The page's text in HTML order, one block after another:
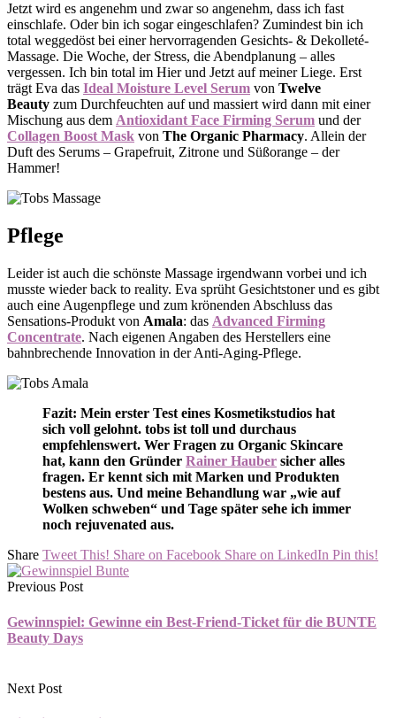
Jetzt wird es angenehm und zwar so angenehm, dass ich fast
einschlafe. Oder bin ich sogar eingeschlafen? Zumindest bin ich
total weggedöst bei einer hervorragenden Gesichts- & Dekolleté-
Massage. Die Woche, der Stress, die Abendplanung – alles
vergessen. Ich bin total im Hier und Jetzt auf meiner Liege. Erst
trägt Eva das Ideal Moisture Level Serum von Twelve
Beauty zum Durchfeuchten auf und massiert wird dann mit einer
Mischung aus dem Antioxidant Face Firming Serum und der
Collagen Boost Mask von The Organic Pharmacy. Allein der
Duft des Serums – Grapefruit, Zitrone und Süßorange – der
Hammer!
Pflege
Leider ist auch die schönste Massage irgendwann vorbei und ich
musste wieder back to reality. Eva sprüht Gesichtstoner und es gibt
auch eine Augenpflege und zum krönenden Abschluss das
Sensations-Produkt von Amala: das Advanced Firming
Concentrate. Nach eigenen Angaben des Herstellers eine
bahnbrechende Innovation in der Anti-Aging-Pflege.
Fazit: Mein erster Test eines Kosmetikstudios hat
sich voll gelohnt. tobs ist toll und durchaus
empfehlenswert. Wer Fragen zu Organic Skincare
hat, kann den Gründer Rainer Hauber sicher alles
fragen. Er kennt sich mit Marken und Produkten
bestens aus. Und meine Behandlung war „wie auf
Wolken schweben“ und Tage später sehe ich immer
noch rejuvenated aus.
Share Tweet This! Share on Facebook Share on LinkedIn Pin this!
Previous Post
Gewinnspiel: Gewinne ein Best-Friend-Ticket für die BUNTE
Beauty Days
Next Post